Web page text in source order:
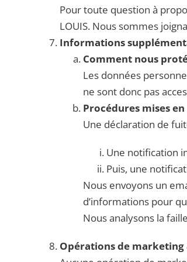
Pour toute question à
LOUIS. Nous sommes
Informations
Comment nous
Les données
ne sont donc pas
Procédures mises
Une déclaration de
Une notification
Puis, une
Nous envoyons un
d’informations pour
Nous analysons la
Opérations de marketing